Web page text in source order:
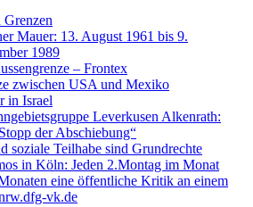
Mauer: 13. August 1961 bis 9.
1989
– Frontex
zwischen USA und Mexiko
in Israel
Leverkusen Alkenrath:
der Abschiebung“
soziale Teilhabe sind Grundrechte
in Köln: Jeden 2.Montag im Monat
eine öffentliche Kritik an einem
vk.de